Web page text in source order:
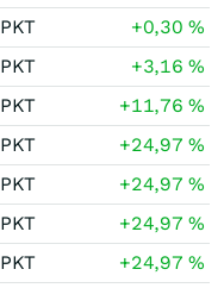
PKT +0,30%
PKT +3,16%
PKT +11,76%
PKT +24,97%
PKT +24,97%
PKT +24,97%
PKT +24,97%